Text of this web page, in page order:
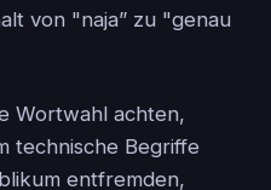
von "naja” zu "genau
Wortwahl achten,
technische Begriffe
entfremden,